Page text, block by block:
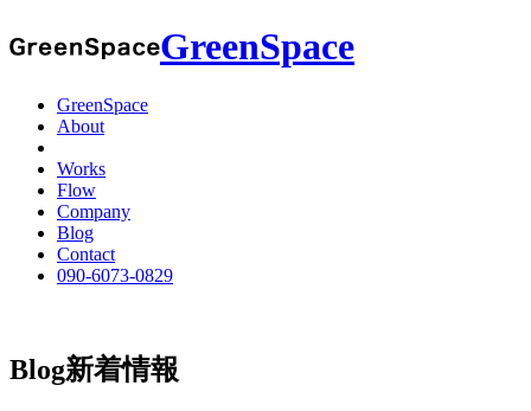
GreenSpace
GreenSpace
About
Works
Flow
Company
Blog
Contact
090-6073-0829
Blog新着情報